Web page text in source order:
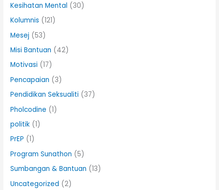
Kesihatan Mental (30)
Kolumnis (121)
Mesej (53)
Misi Bantuan (42)
Motivasi (17)
Pencapaian (3)
Pendidikan Seksualiti (37)
Pholcodine (1)
politik (1)
PrEP (1)
Program Sunathon (5)
Sumbangan & Bantuan (13)
Uncategorized (2)